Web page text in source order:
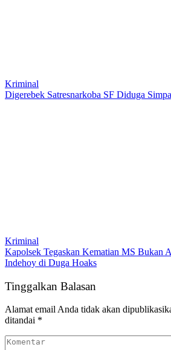
Kriminal
Digerebek Satresnarkoba SF Diduga
Kriminal
Kapolsek Tegaskan Kematian MS Bukan
Indehoy di Duga Hoaks
Tinggalkan Balasan
Alamat email Anda tidak akan
ditandai *